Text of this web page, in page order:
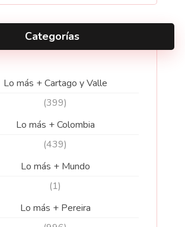
Categorías
Lo más + Cartago y Valle
(399)
Lo más + Colombia
(439)
Lo más + Mundo
(1)
Lo más + Pereira